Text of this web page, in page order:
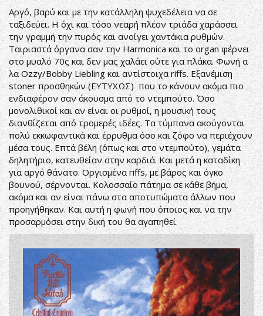
Αργό, βαρύ και με την κατάλληλη ψυχεδέλεια να σε
ταξιδεύει. Η όχι και τόσο νεαρή πλέον τριάδα χαράσσει
την γραμμή την πυρός και ανοίγει χαντάκια ρυθμών.
Ταιριαστά όργανα σαν την Harmonica και το organ φέρνει
στο μυαλό 70ς και δεν μας χαλάει ούτε για πλάκα. Φωνή α
λα Ozzy/Bobby Liebling και αντίστοιχα riffs. Εξανέμιση
stoner προσθηκών (ΕΥΤΥΧΩΣ) που το κάνουν ακόμα πιο
ενδιαφέρον σαν άκουσμα από το ντεμπούτο. Όσο
μονολιθικοί και αν είναι οι ρυθμοί, η μουσική τους
διανθίζεται από τρομερές ιδέες. Τα τύμπανα ακούγονται
πολύ εκκωφαντικά και έρρυθμα όσο και ζόφο να περιέχουν
μέσα τους. Επτά βέλη (όπως και στο ντεμπούτο), γεμάτα
δηλητήριο, κατευθείαν στην καρδιά. Και μετά η καταδίκη
για αργό θάνατο. Οργισμένα riffs, με βάρος και όγκο
βουνού, σέρνονται. Κολοσσαίο πάτημα σε κάθε βήμα,
ακόμα και αν είναι πάνω στα αποτυπώματα άλλων που
προηγήθηκαν. Και αυτή η φωνή που όποιος και να την
προσαρμόσει στην δική του θα αγαπηθεί.